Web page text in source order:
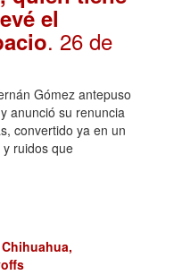
el
. 26 de
Gómez antepuso
anunció su renuncia
convertido ya en un
ruidos que